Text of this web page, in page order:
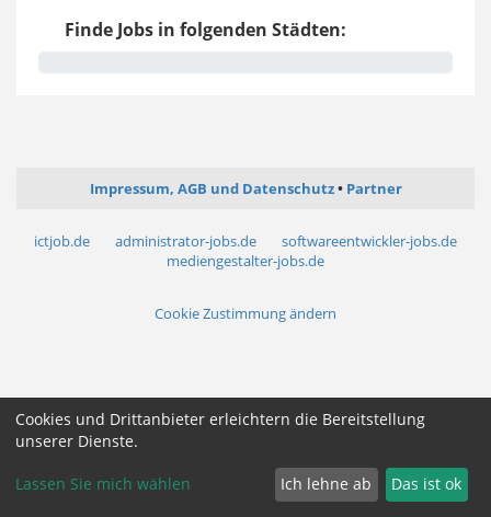
Finde Jobs in folgenden Städten:
Impressum, AGB und Datenschutz Partner
ictjob.de administrator-jobs.de
softwareentwickler-jobs.de
mediengestalter-jobs.de
Cookie Zustimmung ändern
Cookies und Drittanbieter erleichtern die Bereitstellung
unserer Dienste.
Lassen Sie mich wählen Ich lehne ab Das ist ok